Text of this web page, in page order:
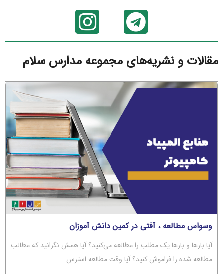
مقالات و نشریه‌های مجموعه مدارس سلام
وسواس مطالعه ، آفتی در کمین دانش آموزان
آیا بارها و بارها یک مطلب را مطالعه می‌کنید؟ آیا همش نگرانید که مطالب
مطالعه شده را فراموش کنید؟ آیا وقت مطالعه استرس